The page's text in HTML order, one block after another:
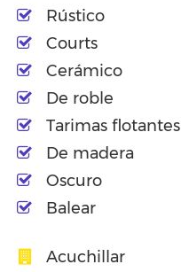
Rústico
Courts
Cerámico
De roble
Tarimas flotantes
De madera
Oscuro
Balear
Acuchillar